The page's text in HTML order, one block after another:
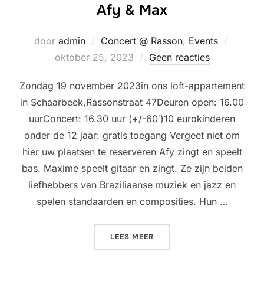
Afy & Max
door admin Concert @ Rasson, Events
oktober 25, 2023 Geen reacties
Zondag 19 november 2023in ons loft-appartement
in Schaarbeek,Rassonstraat 47Deuren open: 16.00
uurConcert: 16.30 uur (+/-60′)10 eurokinderen
onder de 12 jaar: gratis toegang Vergeet niet om
hier uw plaatsen te reserveren Afy zingt en speelt
bas. Maxime speelt gitaar en zingt. Ze zijn beiden
liefhebbers van Braziliaanse muziek en jazz en
spelen standaarden en composities. Hun …
LEES MEER